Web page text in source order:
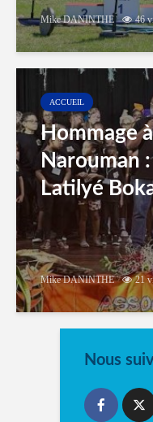
Mike DANINTHE 46
ACCUEIL
Hommage
Narouman
Latilyé
Mike DANINTHE 21
Nous